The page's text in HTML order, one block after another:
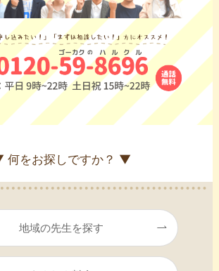
何をお探しですか？ ▼
地域の先生を探す